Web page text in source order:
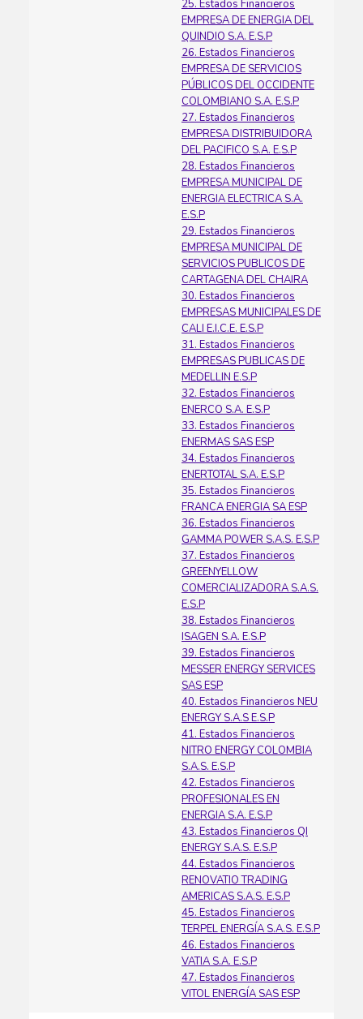
25. Estados Financieros
EMPRESA DE ENERGIA DEL
QUINDIO S.A. E.S.P
26. Estados Financieros
EMPRESA DE SERVICIOS
PÚBLICOS DEL OCCIDENTE
COLOMBIANO S.A. E.S.P
27. Estados Financieros
EMPRESA DISTRIBUIDORA
DEL PACIFICO S.A. E.S.P
28. Estados Financieros
EMPRESA MUNICIPAL DE
ENERGIA ELECTRICA S.A.
E.S.P
29. Estados Financieros
EMPRESA MUNICIPAL DE
SERVICIOS PUBLICOS DE
CARTAGENA DEL CHAIRA
30. Estados Financieros
EMPRESAS MUNICIPALES DE
CALI E.I.C.E. E.S.P
31. Estados Financieros
EMPRESAS PUBLICAS DE
MEDELLIN E.S.P
32. Estados Financieros
ENERCO S.A. E.S.P
33. Estados Financieros
ENERMAS SAS ESP
34. Estados Financieros
ENERTOTAL S.A. E.S.P
35. Estados Financieros
FRANCA ENERGIA SA ESP
36. Estados Financieros
GAMMA POWER S.A.S. E.S.P
37. Estados Financieros
GREENYELLOW
COMERCIALIZADORA S.A.S.
E.S.P
38. Estados Financieros
ISAGEN S.A. E.S.P
39. Estados Financieros
MESSER ENERGY SERVICES
SAS ESP
40. Estados Financieros NEU
ENERGY S.A.S E.S.P
41. Estados Financieros
NITRO ENERGY COLOMBIA
S.A.S. E.S.P
42. Estados Financieros
PROFESIONALES EN
ENERGIA S.A. E.S.P
43. Estados Financieros QI
ENERGY S.A.S. E.S.P
44. Estados Financieros
RENOVATIO TRADING
AMERICAS S.A.S. E.S.P
45. Estados Financieros
TERPEL ENERGÍA S.A.S. E.S.P
46. Estados Financieros
VATIA S.A. E.S.P
47. Estados Financieros
VITOL ENERGÍA SAS ESP